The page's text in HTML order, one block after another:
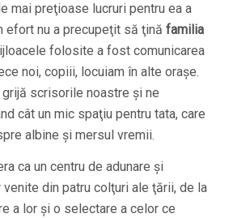
mai preţioase lucruri pentru ea a
efort nu a precupeţit să ţină familia
folosite a fost comunicarea
noi, copiii, locuiam în alte oraşe.
grijă scrisorile noastre şi ne
cât un mic spaţiu pentru tata, care
albine şi mersul vremii.
ca un centru de adunare şi
din patru colţuri ale ţării, de la
a lor şi o selectare a celor ce